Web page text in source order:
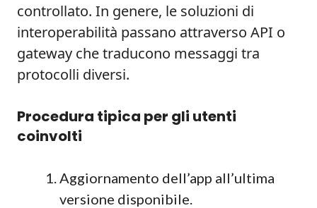
controllato. In genere, le soluzioni di
interoperabilità passano attraverso API o
gateway che traducono messaggi tra
protocolli diversi.
Procedura tipica per gli utenti
coinvolti
Aggiornamento dell’app all’ultima
versione disponibile.